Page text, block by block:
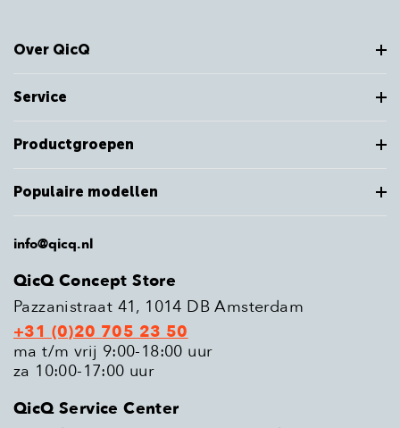
Over QicQ
Service
Productgroepen
Populaire modellen
info@qicq.nl
QicQ Concept Store
Pazzanistraat 41, 1014 DB Amsterdam
+31 (0)20 705 23 50
ma t/m vrij 9:00-18:00 uur
za 10:00-17:00 uur
QicQ Service Center